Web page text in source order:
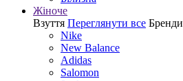
Жіноче
Взуття Переглянути все Бренди
Nike
New Balance
Adidas
Salomon